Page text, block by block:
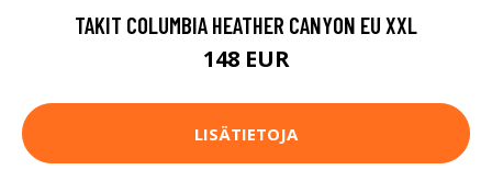
TAKIT COLUMBIA HEATHER CANYON EU XXL
148 EUR
LISÄTIETOJA